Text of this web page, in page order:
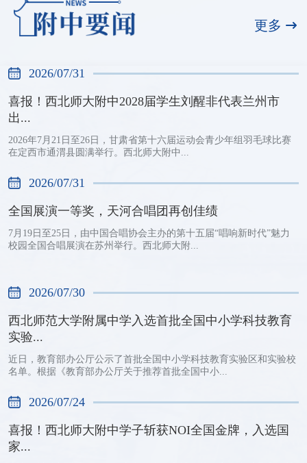
更多
2026/07/31
2026/07/31
喜报！西北师大附中2028届学生刘醒非代表兰州市
出...
2026年7月21日至26日，甘肃省第十六届运动会青少年组羽毛球比赛
在定西市通渭县圆满举行。西北师大附中...
2026/07/31
全国展演一等奖，天河合唱团再创佳绩
7月19日至25日，由中国合唱协会主办的第十五届“唱响新时代”魅力
校园全国合唱展演在苏州举行。西北师大附...
2026/07/30
西北师范大学附属中学入选首批全国中小学科技教育
实验...
近日，教育部办公厅公示了首批全国中小学科技教育实验区和实验校
名单。根据《教育部办公厅关于推荐首批全国中小...
2026/07/24
喜报！西北师大附中学子斩获NOI全国金牌，入选国
家...